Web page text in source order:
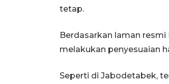
tetap.
Berdasarkan laman
melakukan penyesuaian
Seperti di Jabodetabek,